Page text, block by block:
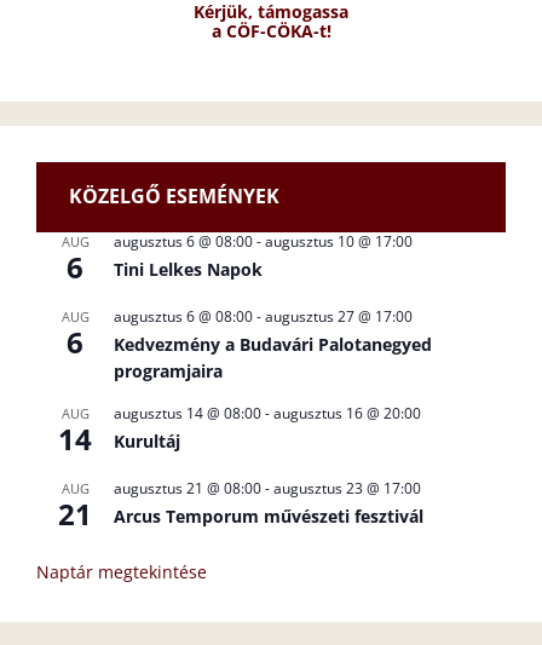
Kérjük, támogassa
a CÖF-CÖKA-t!
KÖZELGŐ ESEMÉNYEK
AUG
6
augusztus 6 @ 08:00-augusztus 10 @ 17:00
Tini Lelkes Napok
AUG
6
augusztus 6 @ 08:00-augusztus 27 @ 17:00
Kedvezmény a Budavári Palotanegyed
programjaira
AUG
14
augusztus 14 @ 08:00-augusztus 16 @ 20:00
Kurultáj
AUG
21
augusztus 21 @ 08:00-augusztus 23 @ 17:00
Arcus Temporum művészeti fesztivál
Naptár megtekintése